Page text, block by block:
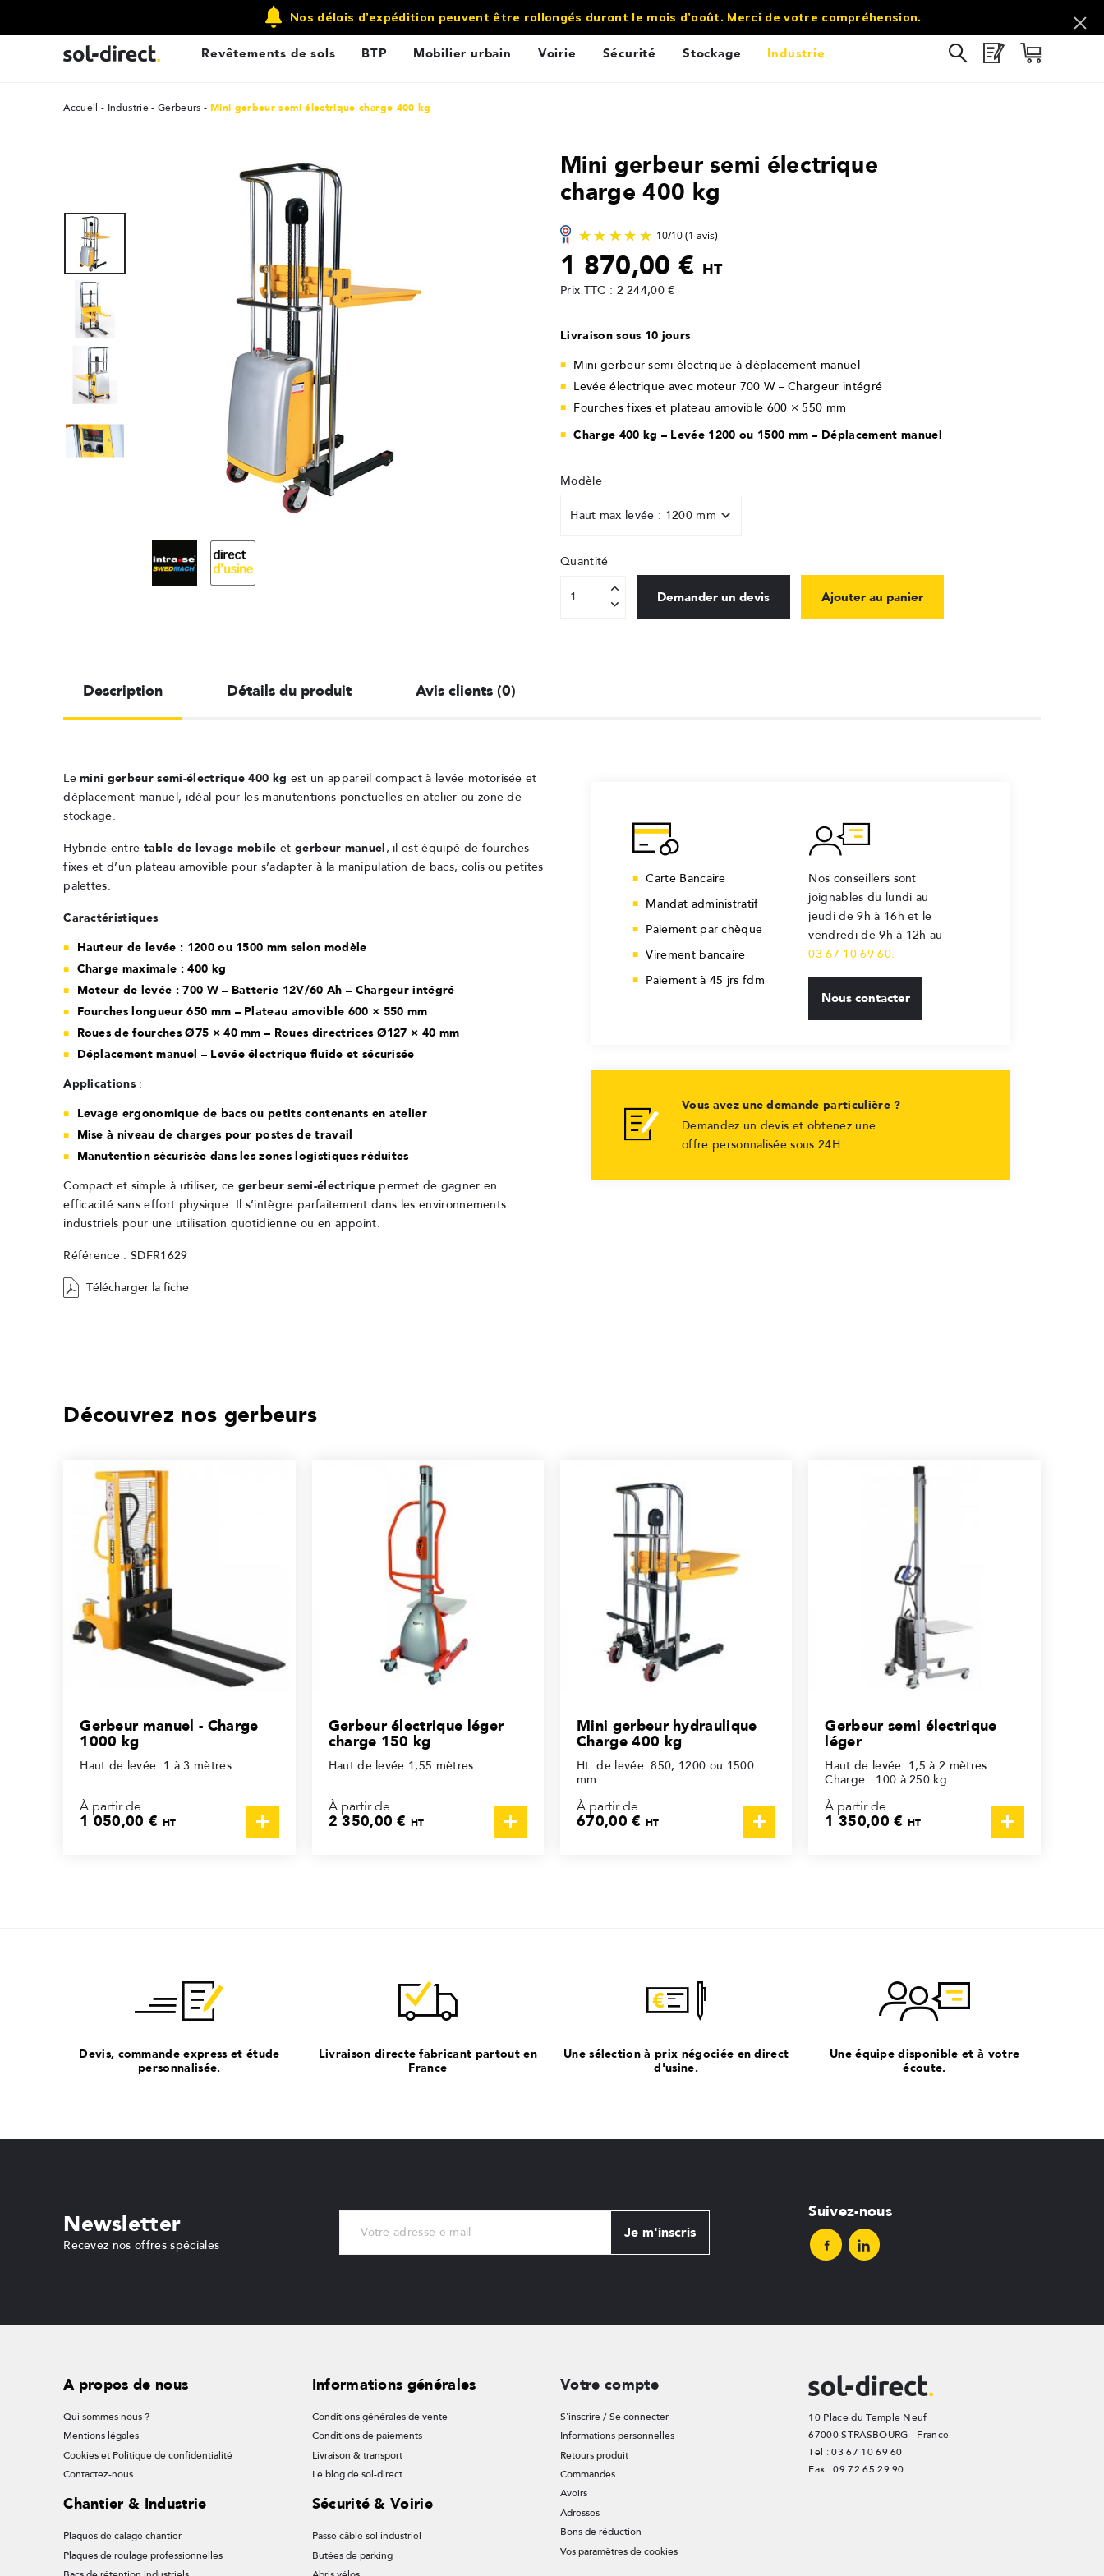
commercial@sol-direct.fr |
Revêtements de sols BTP Mobilier urbain Voirie Sécurité Stockage Industrie
Accueil Industrie Gerbeurs Mini gerbeur semi électrique charge 400 kg
Mini gerbeur semi électrique
charge 400 kg
1 870,00 € HT
Prix TTC : 2 244,00 €
Livraison sous 10 jours
Mini gerbeur semi-électrique à déplacement manuel
Levée électrique avec moteur 700 W – Chargeur intégré
Fourches fixes et plateau amovible 600 × 550 mm
Charge 400 kg – Levée 1200 ou 1500 mm – Déplacement manuel
Modèle
Quantité
Demander un devis Ajouter au panier
Description Détails du produit Avis clients (0)
Lemini gerbeur semi-électrique 400 kg est un appareil compact à levée motorisée et
déplacement manuel, idéal pour les manutentions ponctuelles en atelier ou zone de
stockage.
Hybride entre table de levage mobile etgerbeur manuel , il est équipé de fourches
fixes et d’un plateau amovible pour s’adapter à la manipulation de bacs, colis ou petites
palettes.
Caractéristiques
Hauteur de levée : 1200 ou 1500 mm selon modèle
Charge maximale : 400 kg
Moteur de levée : 700 W – Batterie 12V/60 Ah – Chargeur intégré
Fourches longueur 650 mm – Plateau amovible 600 × 550 mm
Roues de fourches Ø75 × 40 mm – Roues directrices Ø127 × 40 mm
Déplacement manuel – Levée électrique fluide et sécurisée
Applications :
Levage ergonomique de bacs ou petits contenants en atelier
Mise à niveau de charges pour postes de travail
Manutention sécurisée dans les zones logistiques réduites
Compact et simple à utiliser, ce gerbeur semi-électrique permet de gagner en
efficacité sans effort physique. Il s’intègre parfaitement dans les environnements
industriels pour une utilisation quotidienne ou en appoint.
Référence : SDFR1629
Télécharger la fiche
Carte Bancaire
Mandat administratif
Paiement par chèque
Virement bancaire
Paiement à 45 jrs fdm
Nos conseillers sont
joignables du lundi au
jeudi de 9h à 16h et le
vendredi de 9h à 12h au
03 67 10 69 60.
Nous contacter
Vous avez une demande particulière ?
Demandez un devis et obtenez une
offre personnalisée sous 24H.
Découvrez nos gerbeurs
Gerbeur manuel - Charge
1000 kg
Haut de levée: 1 à 3 mètres
À partir de
1 050,00 € HT
Gerbeur électrique léger
charge 150 kg
Haut de levée 1,55 mètres
À partir de
2 350,00 €HT
Mini gerbeur hydraulique
Charge 400 kg
Ht. de levée: 850, 1200 ou 1500
mm
À partir de
670,00 € HT
Gerbeur semi électrique
léger
Haut de levée: 1,5 à 2 mètres.
Charge : 100 à 250 kg
À partir de
1 350,00 € HT
Devis, commande express et étude
personnalisée.
Livraison directe fabricant partout en
France
Une sélection à prix négociée en direct
d'usine.
Une équipe disponible et à votre
écoute.
Newsletter
Recevez nos offres spéciales
Je m'inscris
Suivez-nous
A propos de nous
Qui sommes nous ?
Mentions légales
Cookies et Politique de confidentialité
Contactez-nous
Informations générales
Conditions générales de vente
Conditions de paiements
Livraison & transport
Le blog de sol-direct
Chantier & Industrie
Plaques de calage chantier
Plaques de roulage professionnelles
Sécurité & Voirie
Passe câble sol industriel
Butées de parking
Votre compte
S'inscrire / Se connecter
Informations personnelles
Retours produit
Commandes
Avoirs
Adresses
Bons de réduction
Vos paramètres de cookies
10 Place du Temple Neuf
67000 STRASBOURG - France
Tél : 03 67 10 69 60
Fax : 09 72 65 29 90
Nos délais d’expédition peuvent être rallongés durant le mois d’août. Merci de votre compréhension.